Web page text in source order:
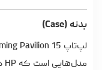
بدنه (Case)